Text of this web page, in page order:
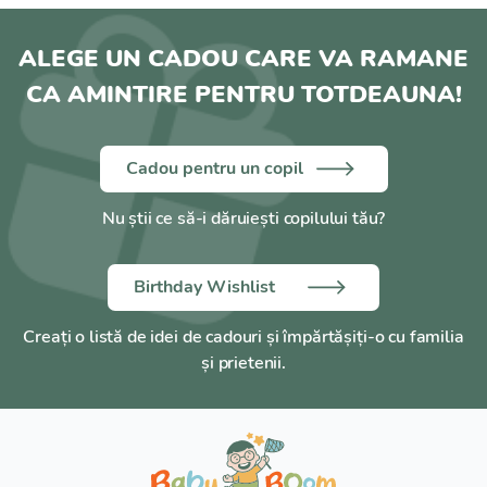
ALEGE UN CADOU CARE VA RAMANE
CA AMINTIRE PENTRU TOTDEAUNA!
Cadou pentru un copil
Nu știi ce să-i dăruiești copilului tău?
Birthday Wishlist
Creați o listă de idei de cadouri și împărtășiți-o cu familia
și prietenii.